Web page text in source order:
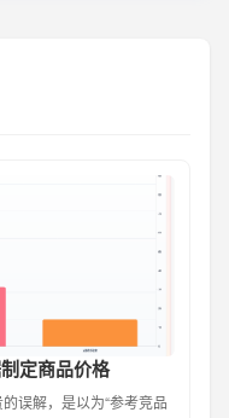
定商品价格
误解，是以为“参考竞品